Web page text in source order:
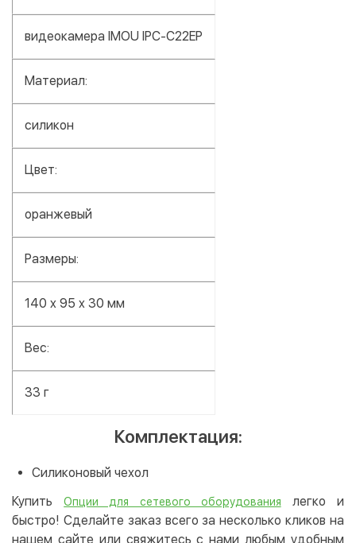
видеокамера IMOU IPC-C22EP
Материал:
силикон
Цвет:
оранжевый
Размеры:
140 x 95 x 30 мм
Вес:
33 г
Комплектация:
Силиконовый чехол
КупитьОпции для сетевого оборудования
легко и
быстро! Сделайте заказ всего за несколько кликов на
нашем сайте или свяжитесь с нами любым удобным